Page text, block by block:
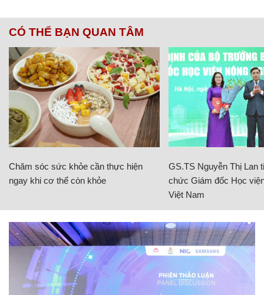
CÓ THỂ BẠN QUAN TÂM
Chăm sóc sức khỏe cần thực hiện
ngay khi cơ thể còn khỏe
GS.TS Nguyễn Thị Lan
chức Giám đốc Học
Việt Nam